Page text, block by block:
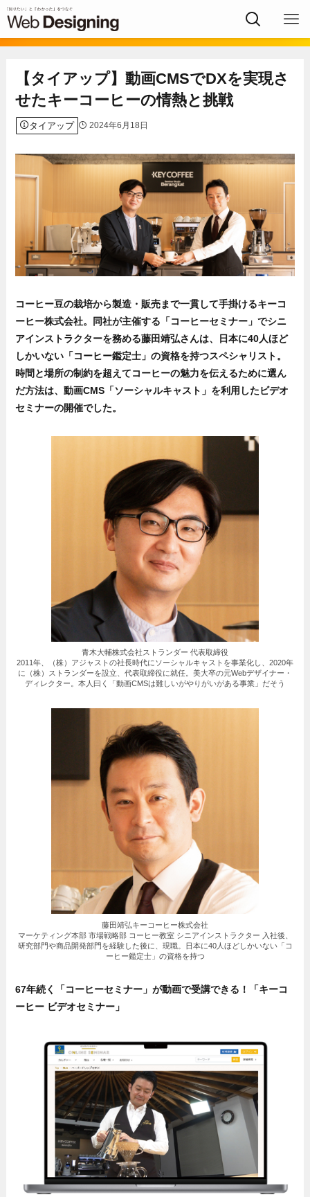
【タイアップ】動画CMSでDXを実現さ
せたキーコーヒーの情熱と挑戦
タイアップ 2024年6月18日
コーヒー豆の栽培から製造・販売まで一貫して手掛けるキーコ
ーヒー株式会社。同社が主催する「コーヒーセミナー」でシニ
アインストラクターを務める藤田靖弘さんは、日本に40人ほど
しかいない「コーヒー鑑定士」の資格を持つスペシャリスト。
時間と場所の制約を超えてコーヒーの魅力を伝えるために選ん
だ方法は、動画CMS「ソーシャルキャスト」を利用したビデオ
セミナーの開催でした。
青木大輔株式会社ストランダー 代表取締役
2011年、（株）アジャストの社長時代にソーシャルキャストを事業化し、2020年
に（株）ストランダーを設立、代表取締役に就任。美大卒の元Webデザイナー・
ディレクター。本人曰く「動画CMSは難しいがやりがいがある事業」だそう
藤田靖弘キーコーヒー株式会社
マーケティング本部 市場戦略部 コーヒー教室 シニアインストラクター 入社後、
研究部門や商品開発部門を経験した後に、現職。日本に40人ほどしかいない「コ
ーヒー鑑定士」の資格を持つ
67年続く「コーヒーセミナー」が動画で受講できる！「キーコ
ーヒー ビデオセミナー」